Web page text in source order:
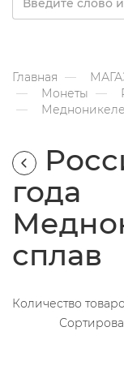
Главная
Монеты
года
сплав
Количество